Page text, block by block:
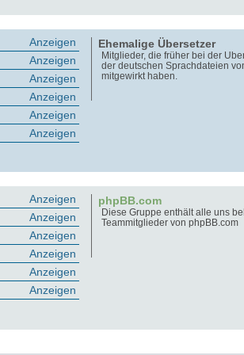
Ehemalige Übersetzer
Mitglieder, die früher bei der
der deutschen Sprachdateien
mitgewirkt haben.
Anzeigen
Anzeigen
Anzeigen
Anzeigen
Anzeigen
Anzeigen
phpBB.com
Diese Gruppe enthält alle uns
Teammitglieder von phpBB.com
Anzeigen
Anzeigen
Anzeigen
Anzeigen
Anzeigen
Anzeigen